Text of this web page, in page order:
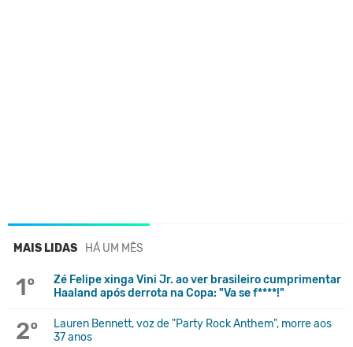
MAIS LIDAS HÁ UM MÊS
1º
Zé Felipe xinga Vini Jr. ao ver brasileiro cumprimentar
Haaland após derrota na Copa: "Va se f****!"
2º
Lauren Bennett, voz de "Party Rock Anthem", morre aos
37 anos